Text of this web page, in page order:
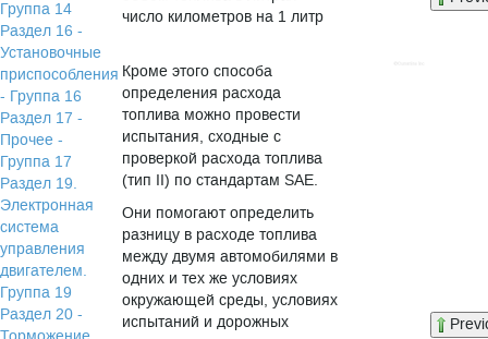
Группа 14
Раздел 16 -
Установочные
приспособления
- Группа 16
Раздел 17 -
Прочее -
Группа 17
Раздел 19.
Электронная
система
управления
двигателем.
Группа 19
Раздел 20 -
число километров на 1 литр
Кроме этого способа
определения расхода
топлива можно провести
испытания, сходные с
проверкой расхода топлива
(тип II) по стандартам SAE.
Они помогают определить
разницу в расходе топлива
между двумя автомобилями в
одних и тех же условиях
окружающей среды, условиях
испытаний и дорожных